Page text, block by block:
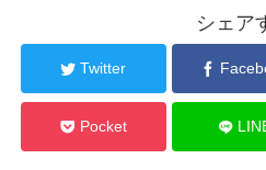
シェア
Twitter
Pocket